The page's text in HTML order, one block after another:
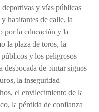
deportivas y vías públicas,
habitantes de calle, la
por la educación y la
la plaza de toros, la
y los peligrosos
desbocada de pintar signos
la inseguridad
el envilecimiento de la
la pérdida de confianza